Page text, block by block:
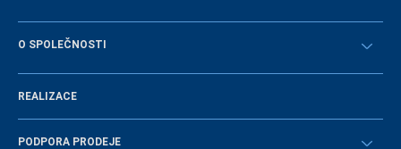
STAŇTE SE OBCHODNÍM PARTNEREM
O SPOLEČNOSTI
Historie společnosti
Novinky
REALIZACE
PODPORA PRODEJE